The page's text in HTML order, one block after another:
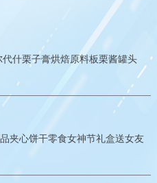
什栗子膏烘焙原料板栗酱罐头
夹心饼干零食女神节礼盒送女友